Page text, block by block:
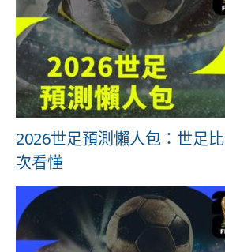
2026世足預測懶人包：世足
次看懂